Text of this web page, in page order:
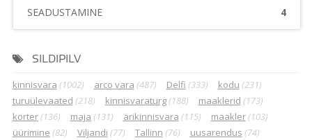
SEADUSTAMINE 4
SILDIPILV
kinnisvara (1002) arco vara (487) Delfi (333) kodu (231)
turuülevaated (218) kinnisvaraturg(188) maaklerid (173)
korter(136) maja (131) ärikinnisvara (115) maakler(103)
üürimine (82) Viljandi (77) Tallinn (76) uusarendus (74)